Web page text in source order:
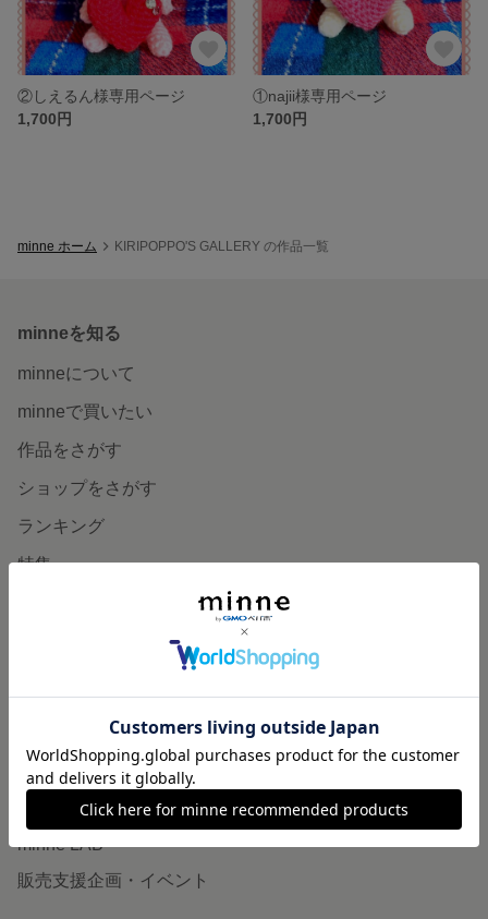
②しえるん様専用ページ
1,700円
①najii様専用ページ
1,700円
minne ホーム KIRIPOPPO'S GALLERY の作品一覧
minneを知る
minneについて
minneで買いたい
作品をさがす
ショップをさがす
ランキング
特集
食品販売
ヴィンテージ販売
ダウンロード販売
minne PLUS
minne LAB
販売支援企画・イベント